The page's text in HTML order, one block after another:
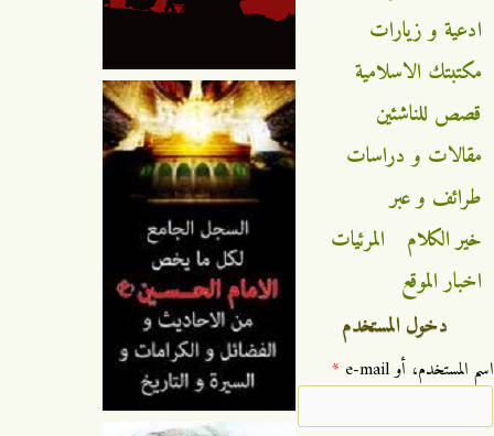
ادعية و زيارات
مكتبتك الاسلامية
قصص للناشئين
مقالات و دراسات
طرائف و عبر
خير الكلام
المرئيات
اخبار الموقع
دخول المستخدم
‏اسم المستخدم، أو e-mail ‏ *